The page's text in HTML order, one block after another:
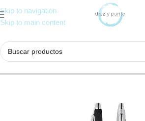
Skip to navigation
Skip to main content